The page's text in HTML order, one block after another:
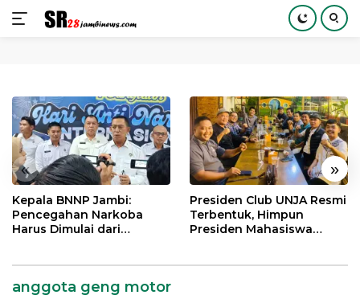
konten
« »
Kepala BNNP Jambi:
Pencegahan Narkoba
Harus Dimulai dari
Presiden Club UNJA Resmi
Terbentuk, Himpun
Presiden Mahasiswa
anggota geng motor